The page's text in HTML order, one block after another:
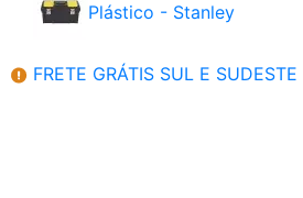
Plástico - Stanley
FRETE GRÁTIS SUL E SUDESTE